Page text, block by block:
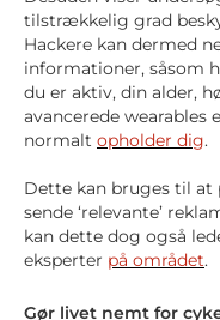
tilstrækkelig grad
Hackere kan dermed
informationer, såsom
du er aktiv, din alder,
avancerede wearables
normalt opholder dig.
Dette kan bruges til
sende ‘relevante’
kan dette dog også
eksperter på området.
Gør livet nemt for